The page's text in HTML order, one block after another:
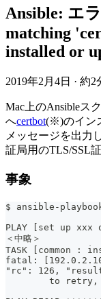
Ansible: エ
matching
installed or
2019年2月4日 · 約2
Mac上のAnsibleス
へcertbot(※)のイン
メッセージを出力
証局用のTLS/SSL
事象
$ ansible-
PLAY [set up
＜中略＞
TASK
fatal:
"rc": 126,
to